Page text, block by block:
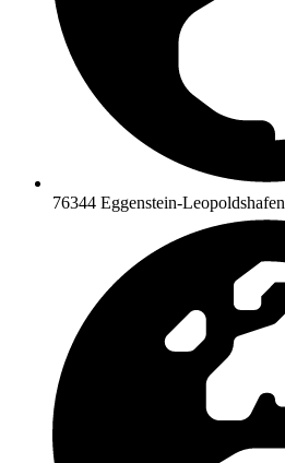
76344 Eggenstein-Leopoldshafen